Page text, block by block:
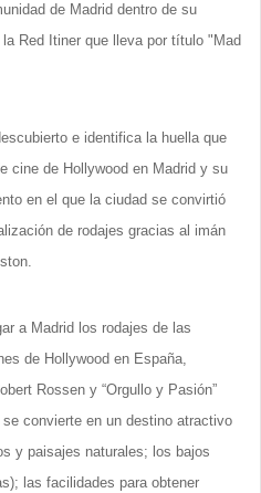
de Madrid dentro de su
Red Itiner que lleva por título "Mad
e identifica la huella que
cine de Hollywood en Madrid y su
en el que la ciudad se convirtió
de rodajes gracias al imán
a Madrid los rodajes de las
de Hollywood en España,
Rossen y “Orgullo y Pasión”
convierte en un destino atractivo
y paisajes naturales; los bajos
las facilidades para obtener